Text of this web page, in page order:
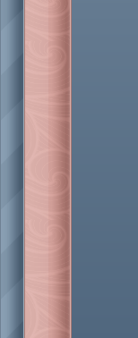
и не помню
- потому
и это было
это самое имя на
на тв-
нигде не
вновь обрести
канал на
тоже в
здравствуй, можно
<br> <br>